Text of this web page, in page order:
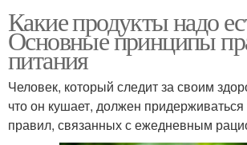
Какие продукты надо
Основные принципы
питания
Человек, который следит за своим
что он кушает, должен
правил, связанных с ежедневным